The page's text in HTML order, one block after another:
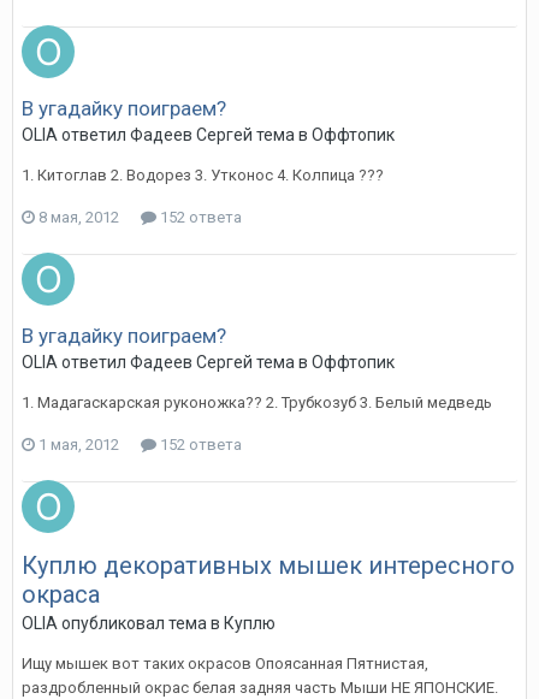
В угадайку поиграем?
OLIA ответил Фадеев Сергей тема в Оффтопик
1. Китоглав 2. Водорез 3. Утконос 4. Колпица ???
8 мая, 2012 152 ответа
В угадайку поиграем?
OLIA ответил Фадеев Сергей тема в Оффтопик
1. Мадагаскарская руконожка?? 2. Трубкозуб 3. Белый медведь
1 мая, 2012 152 ответа
Куплю декоративных мышек интересного
окраса
OLIA опубликовал тема в Куплю
Ищу мышек вот таких окрасов Опоясанная Пятнистая,
раздробленный окрас белая задняя часть Мыши НЕ ЯПОНСКИЕ.